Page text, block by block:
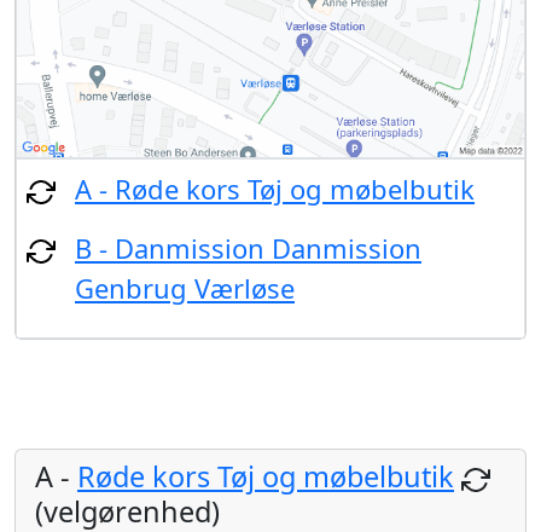
A - Røde kors Tøj og møbelbutik
B - Danmission Danmission
Genbrug Værløse
A - Røde kors Tøj og møbelbutik
(velgørenhed)